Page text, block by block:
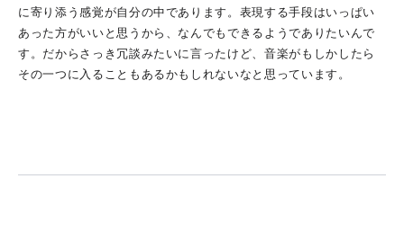
に寄り添う感覚が自分の中であります。表現する手段はいっぱい
あった方がいいと思うから、なんでもできるようでありたいんで
す。だからさっき冗談みたいに言ったけど、音楽がもしかしたら
その一つに入ることもあるかもしれないなと思っています。